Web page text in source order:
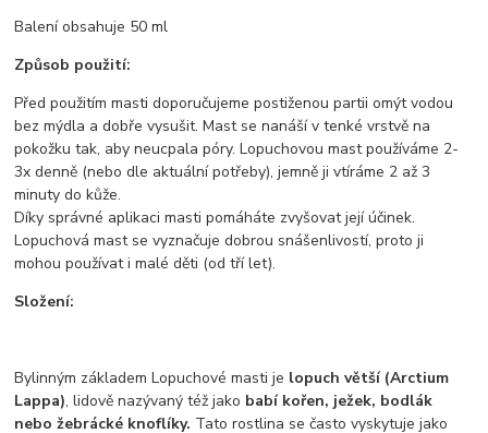
Balení obsahuje 50 ml
Způsob použití:
Před použitím masti doporučujeme postiženou partii omýt vodou
bez mýdla a dobře vysušit. Mast se nanáší v tenké vrstvě na
pokožku tak, aby neucpala póry. Lopuchovou mast používáme 2-
3x denně (nebo dle aktuální potřeby), jemně ji vtíráme 2 až 3
minuty do kůže.
Díky správné aplikaci masti pomáháte zvyšovat její účinek.
Lopuchová mast se vyznačuje dobrou snášenlivostí, proto ji
mohou používat i malé děti (od tří let).
Složení:
Bylinným základem Lopuchové masti je lopuch větší (Arctium
Lappa), lidově nazývaný též jako babí kořen, ježek, bodlák
nebo žebrácké knoflíky. Tato rostlina se často vyskytuje jako